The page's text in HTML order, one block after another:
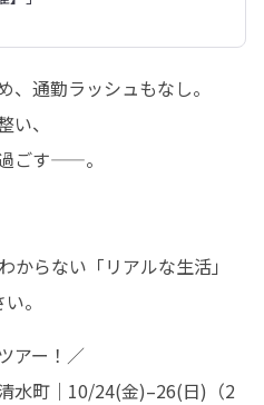
通勤ラッシュもなし。
、
ごす——。
からない「リアルな生活」
。
アー！／
水町｜10/24(金)–26(日)（2